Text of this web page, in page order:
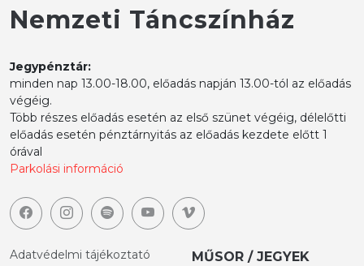
Nemzeti Táncszínház
Jegypénztár:
minden nap 13.00-18.00, előadás napján 13.00-tól az előadás
végéig.
Több részes előadás esetén az első szünet végéig, délelőtti
előadás esetén pénztárnyitás az előadás kezdete előtt 1
órával
Parkolási információ
Adatvédelmi tájékoztató
MŰSOR / JEGYEK